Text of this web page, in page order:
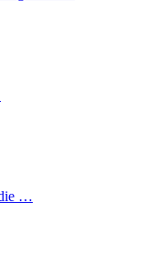
die …